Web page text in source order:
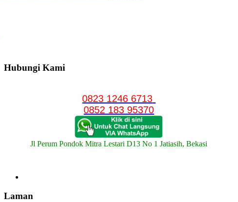
Hubungi Kami
0823 1246 6713
0852 183 95370
Jl Perum Pondok Mitra Lestari D13 No 1 Jatiasih, Bekasi
Laman